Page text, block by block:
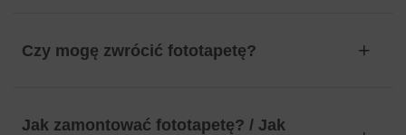
Czy mogę zwrócić fototapetę?
Jak zamontować fototapetę? / Jak